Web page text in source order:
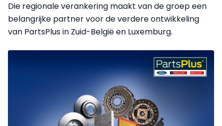
Die regionale verankering maakt van de groep een
belangrijke partner voor de verdere ontwikkeling
van PartsPlus in Zuid-België en Luxemburg.